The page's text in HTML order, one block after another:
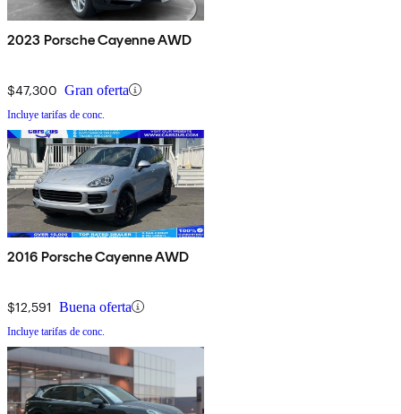
2023 Porsche Cayenne AWD
$47,300 Gran oferta
Incluye tarifas de conc.
2016 Porsche Cayenne AWD
$12,591 Buena oferta
Incluye tarifas de conc.